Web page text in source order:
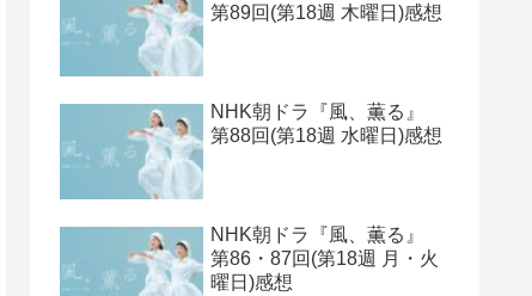
第89回(第18週 木曜日)感想
NHK朝ドラ『風、薫る』
第88回(第18週 水曜日)感想
NHK朝ドラ『風、薫る』
第86・87回(第18週 月・火
曜日)感想